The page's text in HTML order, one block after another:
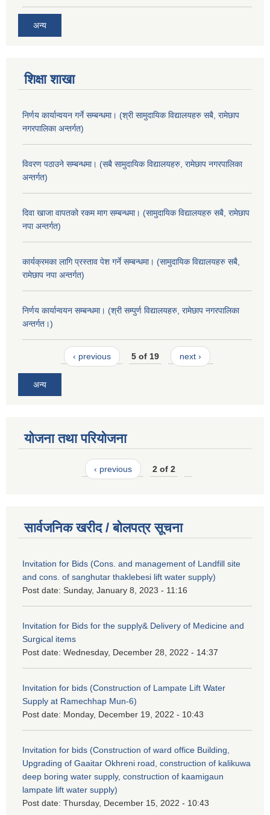
अन्य
शिक्षा शाखा
निर्णय कार्यान्वयन गर्ने सम्बन्धमा। (श्री सामुदायिक विद्यालयहरु सबै, रामेछाप
नगरपालिका अन्तर्गत)
विवरण पठाउने सम्बन्धमा। (सबै सामुदायिक विद्यालयहरु, रामेछाप नगरपालिका
अन्तर्गत)
दिवा खाजा वापतको रकम माग सम्बन्धमा। (सामुदायिक विद्यालयहरु सबै, रामेछाप
नपा अन्तर्गत)
कार्यक्रमका लागि प्रस्ताव पेश गर्ने सम्बन्धमा। (सामुदायिक विद्यालयहरु सबै,
रामेछाप नपा अन्तर्गत)
निर्णय कार्यान्वयन सम्बन्धमा। (श्री सम्पुर्ण विद्यालयहरु, रामेछाप नगरपालिका
अन्तर्गत।)
‹ previous 5 of 19 next ›
अन्य
योजना तथा परियोजना
‹ previous 2 of 2
सार्वजनिक खरीद / बोलपत्र सूचना
Invitation for Bids (Cons. and management of Landfill site
and cons. of sanghutar thaklebesi lift water supply)
Post date: Sunday, January 8, 2023 - 11:16
Invitation for Bids for the supply& Delivery of Medicine and
Surgical items
Post date: Wednesday, December 28, 2022 - 14:37
Invitation for bids (Construction of Lampate Lift Water
Supply at Ramechhap Mun-6)
Post date: Monday, December 19, 2022 - 10:43
Invitation for bids (Construction of ward office Building,
Upgrading of Gaaitar Okhreni road, construction of kalikuwa
deep boring water supply, construction of kaamigaun
lampate lift water supply)
Post date: Thursday, December 15, 2022 - 10:43